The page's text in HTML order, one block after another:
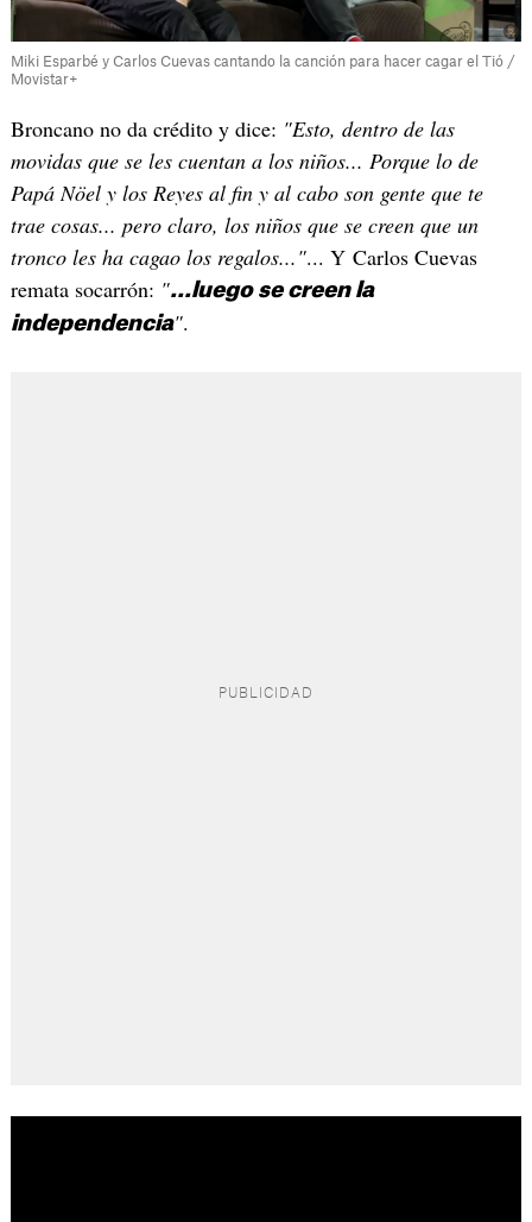
Miki Esparbé y Carlos Cuevas cantando la canción para hacer cagar el Tió /
Movistar+
Broncano no da crédito y dice: "Esto, dentro de las
movidas que se les cuentan a los niños... Porque lo de
Papá Nöel y los Reyes al fin y al cabo son gente que te
trae cosas... pero claro, los niños que se creen que un
tronco les ha cagao los regalos..."... Y Carlos Cuevas
remata socarrón: "...luego se creen la
independencia".